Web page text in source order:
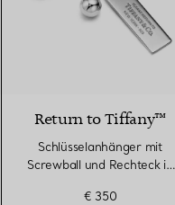
Return to Tiffany™
Schlüsselanhänger mit
Screwball und Rechteck in
€ 350